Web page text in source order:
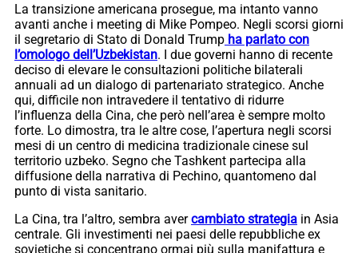
La transizione americana prosegue, ma intanto vanno
avanti anche i meeting di Mike Pompeo. Negli scorsi giorni
il segretario di Stato di Donald Trump ha parlato con
l’omologo dell’Uzbekistan. I due governi hanno di recente
deciso di elevare le consultazioni politiche bilaterali
annuali ad un dialogo di partenariato strategico. Anche
qui, difficile non intravedere il tentativo di ridurre
l’influenza della Cina, che però nell’area è sempre molto
forte. Lo dimostra, tra le altre cose, l’apertura negli scorsi
mesi di un centro di medicina tradizionale cinese sul
territorio uzbeko. Segno che Tashkent partecipa alla
diffusione della narrativa di Pechino, quantomeno dal
punto di vista sanitario.
La Cina, tra l’altro, sembra avercambiato strategia in Asia
centrale. Gli investimenti nei paesi delle repubbliche ex
sovietiche si concentrano ormai più sulla manifattura e